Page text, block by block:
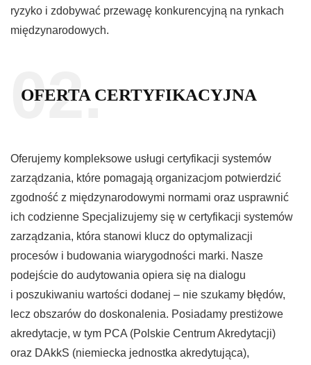
ryzyko i zdobywać przewagę konkurencyjną na rynkach
międzynarodowych.
02.
OFERTA CERTYFIKACYJNA
Oferujemy kompleksowe usługi certyfikacji systemów
zarządzania, które pomagają organizacjom potwierdzić
zgodność z międzynarodowymi normami oraz usprawnić
ich codzienne Specjalizujemy się w certyfikacji systemów
zarządzania, która stanowi klucz do optymalizacji
procesów i budowania wiarygodności marki. Nasze
podejście do audytowania opiera się na dialogu
i poszukiwaniu wartości dodanej – nie szukamy błędów,
lecz obszarów do doskonalenia. Posiadamy prestiżowe
akredytacje, w tym PCA (Polskie Centrum Akredytacji)
oraz DAkkS (niemiecka jednostka akredytująca),